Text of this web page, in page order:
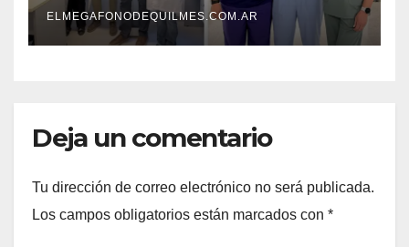
ELMEGAFONODEQUILMES.COM.AR
Deja un comentario
Tu dirección de correo electrónico no será publicada.
Los campos obligatorios están marcados con *